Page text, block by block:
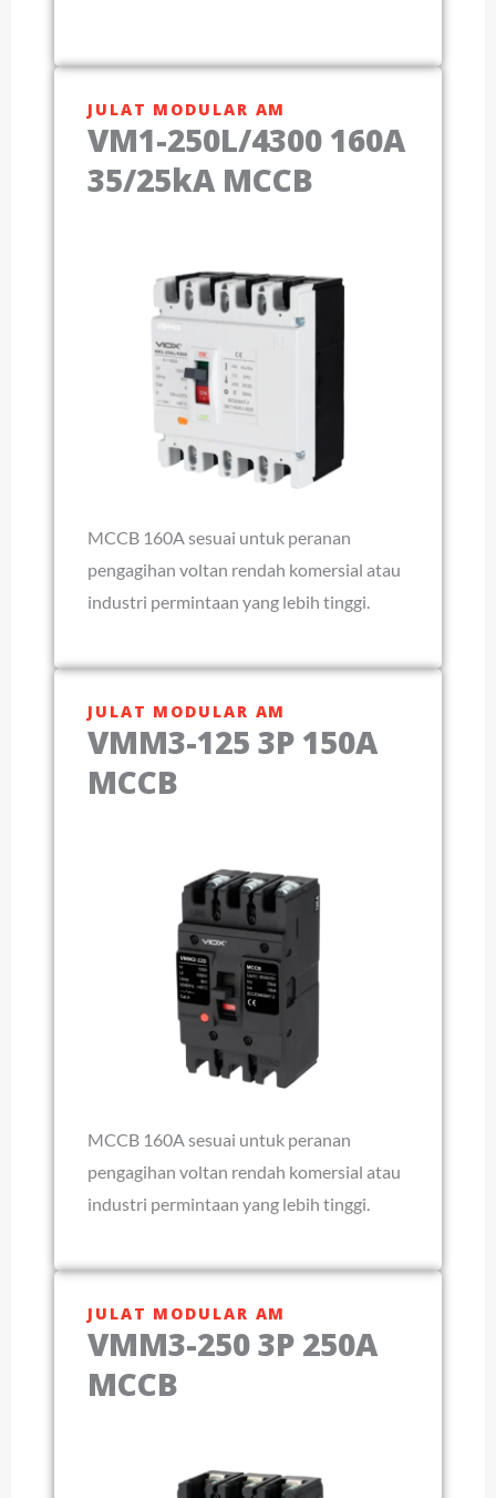
JULAT MODULAR AM
VM1-250L/4300 160A
35/25kA MCCB
MCCB 160A sesuai untuk peranan
pengagihan voltan rendah komersial atau
industri permintaan yang lebih tinggi.
JULAT MODULAR AM
VMM3-125 3P 150A
MCCB
MCCB 160A sesuai untuk peranan
pengagihan voltan rendah komersial atau
industri permintaan yang lebih tinggi.
JULAT MODULAR AM
VMM3-250 3P 250A
MCCB